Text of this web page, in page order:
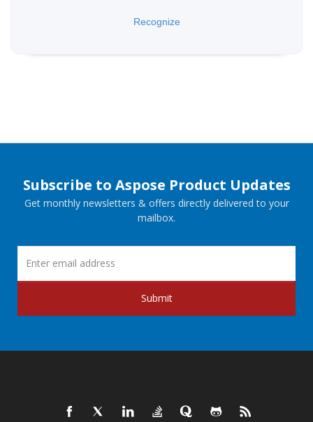
Recognize
Subscribe to Aspose Product Updates
Get monthly newsletters & offers directly delivered to your
mailbox.
Submit